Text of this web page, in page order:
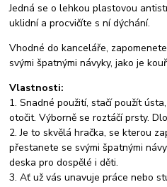
Jedná se o lehkou plastovou
uklidní a procvičíte s ní dýchání.
Vhodné do kanceláře,
svými špatnými návyky, jako je
Vlastnosti:
1. Snadné použití, stačí použít
otočit. Výborně se roztáčí prsty.
2. Je to skvělá hračka, se kterou
přestanete se svými špatnými
deska pro dospělé i děti.
3. Ať už vás unavuje práce nebo